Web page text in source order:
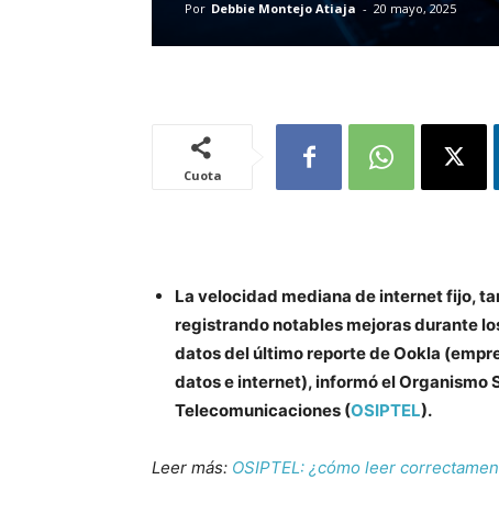
Por Debbie Montejo Atiaja - 20 mayo, 2025
Cuota
La velocidad mediana de internet fijo,
registrando notables mejoras durante
datos del último reporte de Ookla
datos e internet), informó el Organismo
Telecomunicaciones (OSIPTEL).
Leer más: OSIPTEL: ¿cómo leer